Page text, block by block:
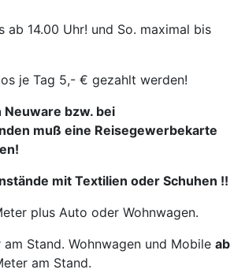
ab 14.00 Uhr! und So. maximal bis
je Tag 5,- € gezahlt werden!
Neuware bzw. bei
muß eine Reisegewerbekarte
mit Textilien oder Schuhen !!
plus Auto oder Wohnwagen.
am Stand. Wohnwagen und Mobile ab
am Stand.